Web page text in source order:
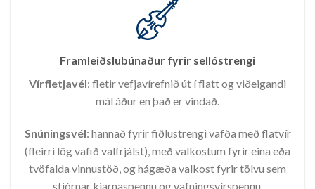
Framleiðslubúnaður fyrir sellóstrengi
Vírfletjavél: fletir vefjavírefnið út í flatt og viðeigandi
mál áður en það er vindað.
Snúningsvél: hannað fyrir fiðlustrengi vafða með flatvír
(fleirri lög vafið valfrjálst), með valkostum fyrir eina eða
tvöfalda vinnustöð, og hágæða valkost fyrir tölvu sem
stjórnar kjarnaspennu og vafningsvírspennu.